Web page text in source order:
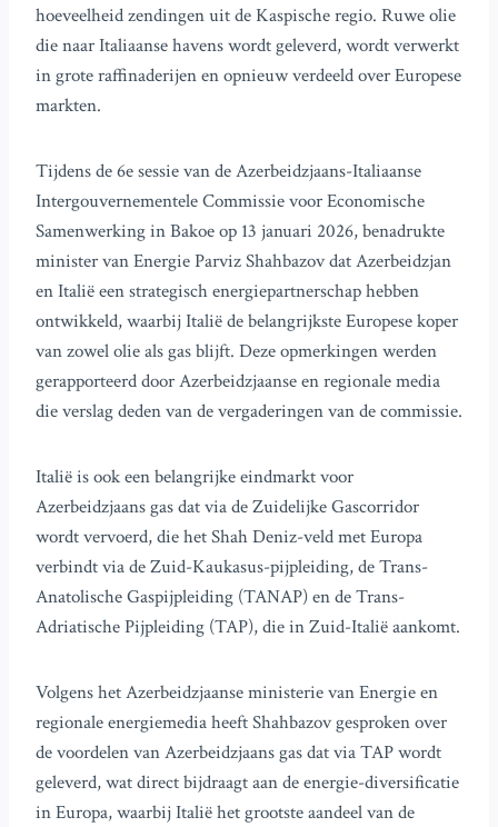
hoeveelheid zendingen uit de Kaspische regio. Ruwe olie
die naar Italiaanse havens wordt geleverd, wordt verwerkt
in grote raffinaderijen en opnieuw verdeeld over Europese
markten.
Tijdens de 6e sessie van de Azerbeidzjaans-Italiaanse
Intergouvernementele Commissie voor Economische
Samenwerking in Bakoe op 13 januari 2026, benadrukte
minister van Energie Parviz Shahbazov dat Azerbeidzjan
en Italië een strategisch energiepartnerschap hebben
ontwikkeld, waarbij Italië de belangrijkste Europese koper
van zowel olie als gas blijft. Deze opmerkingen werden
gerapporteerd door Azerbeidzjaanse en regionale media
die verslag deden van de vergaderingen van de commissie.
Italië is ook een belangrijke eindmarkt voor
Azerbeidzjaans gas dat via de Zuidelijke Gascorridor
wordt vervoerd, die het Shah Deniz-veld met Europa
verbindt via de Zuid-Kaukasus-pijpleiding, de Trans-
Anatolische Gaspijpleiding (TANAP) en de Trans-
Adriatische Pijpleiding (TAP), die in Zuid-Italië aankomt.
Volgens het Azerbeidzjaanse ministerie van Energie en
regionale energiemedia heeft Shahbazov gesproken over
de voordelen van Azerbeidzjaans gas dat via TAP wordt
geleverd, wat direct bijdraagt aan de energie-diversificatie
in Europa, waarbij Italië het grootste aandeel van de